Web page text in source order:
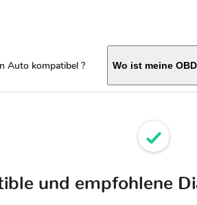
Auto kompatibel ? Wo ist meine
und empfohlene